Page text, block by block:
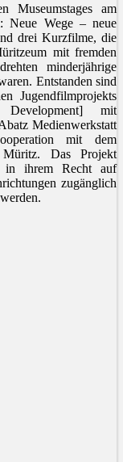
Museumstages am
Neue Wege – neue
drei Kurzfilme, die
mit fremden
minderjährige
Entstanden sind
Jugendfilmprojekts
mit
Medienwerkstatt
mit dem
Müritz. Das Projekt
in ihrem Recht auf
zugänglich